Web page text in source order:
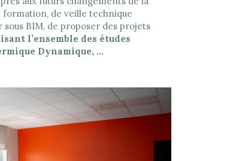
de veille technique
BIM, de proposer des projets
l’ensemble des études
Dynamique, …